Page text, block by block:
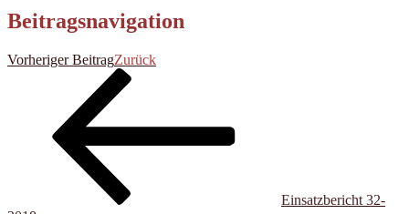
Beitragsnavigation
Vorheriger BeitragZurück
Einsatzbericht 32-